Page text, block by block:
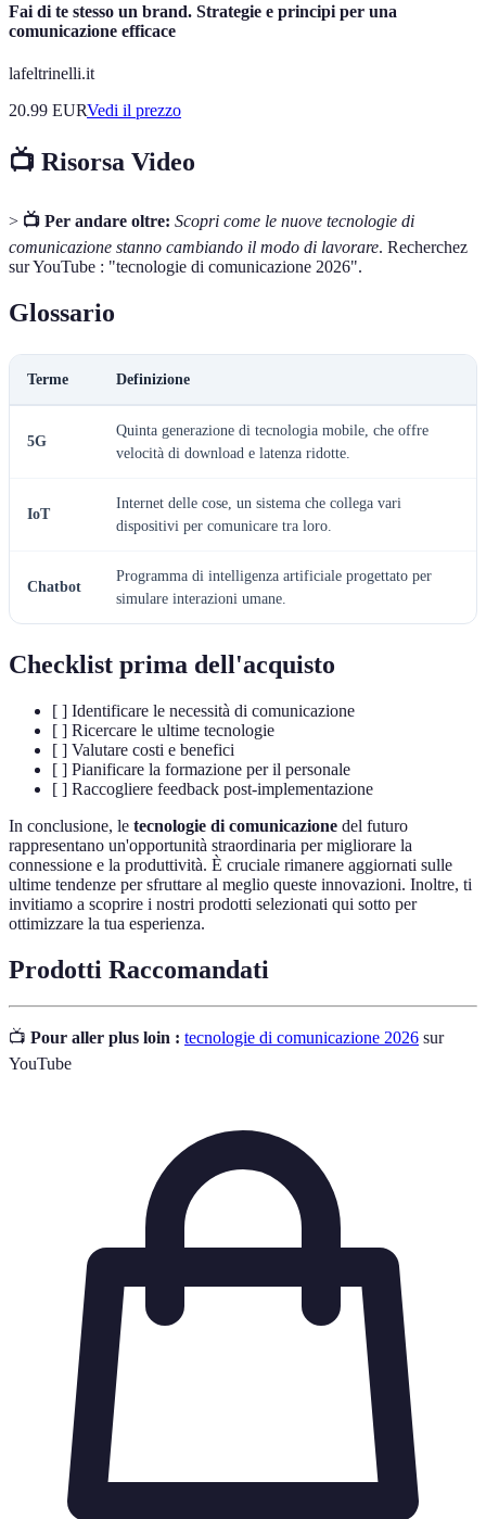
Fai di te stesso un brand. Strategie e principi per una
comunicazione efficace
lafeltrinelli.it
20.99 EURVedi il prezzo
📺 Risorsa Video
> 📺 Per andare oltre: Scopri come le nuove tecnologie di
comunicazione stanno cambiando il modo di lavorare. Recherchez
sur YouTube : "tecnologie di comunicazione 2026".
Glossario
Terme Definizione
5G
Quinta generazione di tecnologia mobile, che offre
velocità di download e latenza ridotte.
IoT
Internet delle cose, un sistema che collega vari
dispositivi per comunicare tra loro.
Chatbot
Programma di intelligenza artificiale progettato per
simulare interazioni umane.
Checklist prima dell'acquisto
[ ] Identificare le necessità di comunicazione
[ ] Ricercare le ultime tecnologie
[ ] Valutare costi e benefici
[ ] Pianificare la formazione per il personale
[ ] Raccogliere feedback post-implementazione
In conclusione, le tecnologie di comunicazione del futuro
rappresentano un'opportunità straordinaria per migliorare la
connessione e la produttività. È cruciale rimanere aggiornati sulle
ultime tendenze per sfruttare al meglio queste innovazioni. Inoltre, ti
invitiamo a scoprire i nostri prodotti selezionati qui sotto per
ottimizzare la tua esperienza.
Prodotti Raccomandati
📺 Pour aller plus loin : tecnologie di comunicazione 2026 sur
YouTube